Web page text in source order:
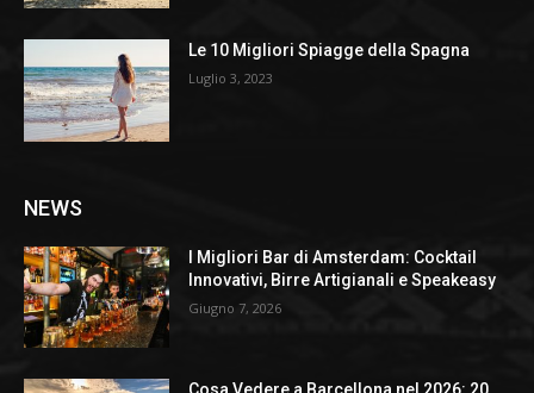
Le 10 Migliori Spiagge della Spagna
Luglio 3, 2023
NEWS
I Migliori Bar di Amsterdam: Cocktail
Innovativi, Birre Artigianali e Speakeasy
Giugno 7, 2026